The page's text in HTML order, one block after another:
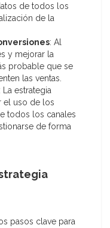
de todos los
de la
: Al
y mejorar la
probable que se
las ventas.
: La estrategia
el uso de los
todos los canales
de forma
pasos clave para